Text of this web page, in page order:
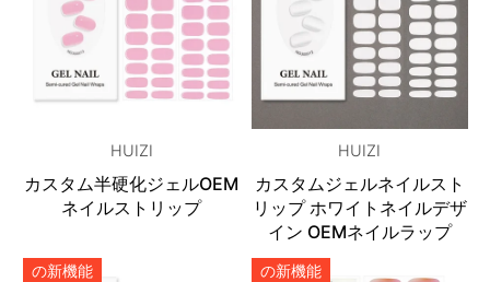
HUIZI
カスタム半硬化ジェルOEM
ネイルストリップ
HUIZI
カスタムジェルネイルスト
リップ ホワイトネイルデザ
イン OEMネイルラップ
の新機能 の新機能